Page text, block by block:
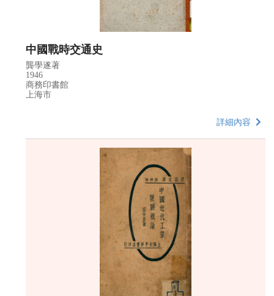
中國戰時交通史
龔學遂著
1946
商務印書館
上海市
詳細內容